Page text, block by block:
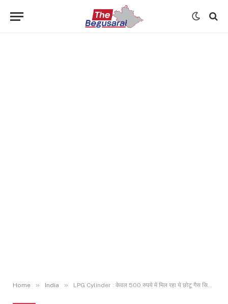
Home » India » LPG Cylinder : केवल 500 रुपये में मिल रहा ये छोटू गैस सिलेंडर! फटाफट ऐसे करें बुकिंग …